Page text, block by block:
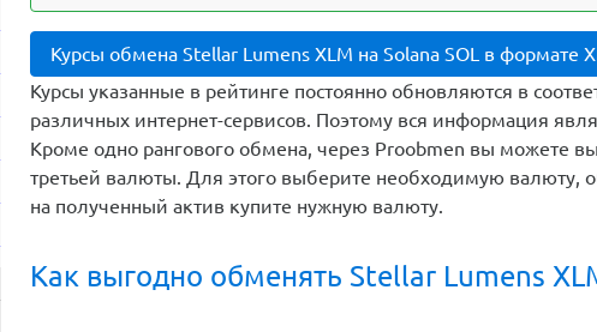
Курсы обмена Stellar Lumens XLM на Solana SOL в формате
Курсы указанные в рейтинге постоянно обновляются в
различных интернет-сервисов. Поэтому вся информация
Кроме одно рангового обмена, через Proobmen вы можете
третьей валюты. Для этого выберите необходимую валюту,
на полученный актив купите нужную валюту.
Как выгодно обменять Stellar Lumens